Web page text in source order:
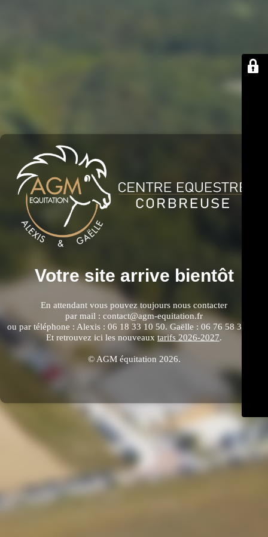
Votre site arrive bientôt
En attendant vous pouvez toujours nous contacter
par mail : contact@agm-equitation.fr
ou par téléphone : Alexis : 06 18 33 10 50. Gaëlle : 06 76 58 33 64.
Et retrouvez ici les nouveaux tarifs 2026-2027.
© AGM équitation 2026.